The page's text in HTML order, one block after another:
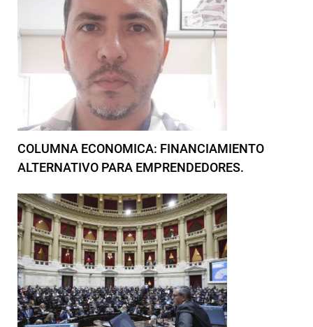
COLUMNA ECONOMICA: FINANCIAMIENTO
ALTERNATIVO PARA EMPRENDEDORES.